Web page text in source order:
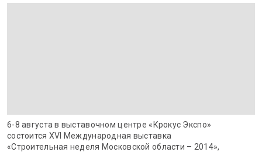
6-8 августа в выставочном центре «Крокус Экспо»
состоится XVI Международная выставка
«Строительная неделя Московской области – 2014»,